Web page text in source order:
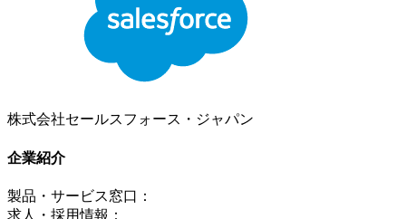
株式会社セールスフォース・ジャパン
企業紹介
製品・サービス窓口：
求人・採用情報：